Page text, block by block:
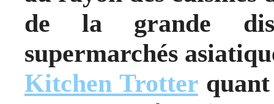
de la grande
supermarchés
Kitchen Trotterquant